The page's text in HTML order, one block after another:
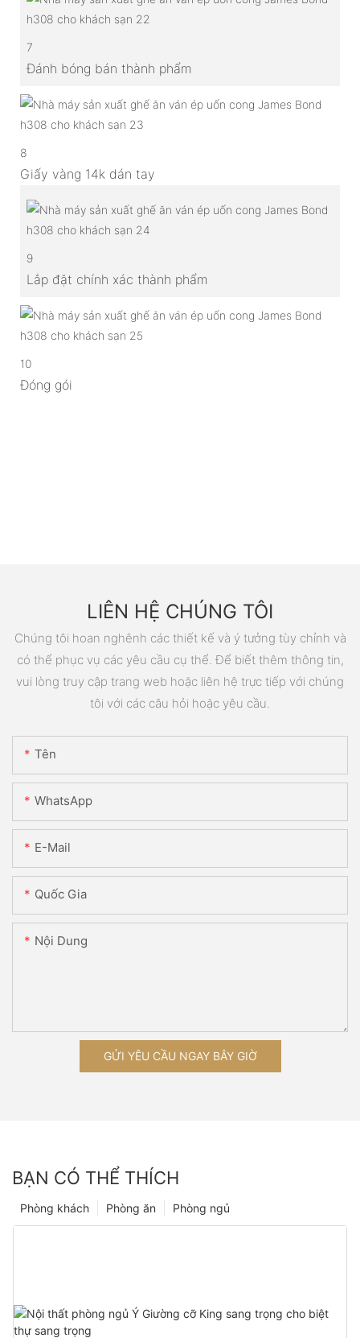
7
Đánh bóng bán thành phẩm
8
Giấy vàng 14k dán tay
9
Lắp đặt chính xác thành phẩm
10
Đóng gói
LIÊN HỆ CHÚNG TÔI
Chúng tôi hoan nghênh các thiết kế và ý tưởng tùy chỉnh và
có thể phục vụ các yêu cầu cụ thể. Để biết thêm thông tin,
vui lòng truy cập trang web hoặc liên hệ trực tiếp với chúng
tôi với các câu hỏi hoặc yêu cầu.
Tên
WhatsApp
E-Mail
Quốc Gia
Nội Dung
GỬI YÊU CẦU NGAY BÂY GIỜ
BẠN CÓ THỂ THÍCH
Phòng ngủ
Phòng ăn
Phòng khách